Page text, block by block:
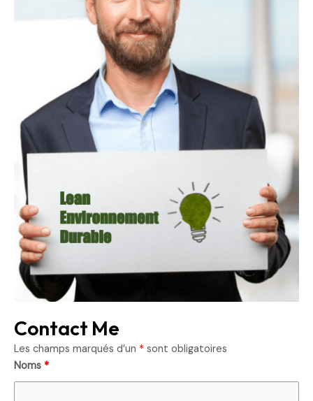
Contact Me
Les champs marqués d’un * sont obligatoires
Noms *